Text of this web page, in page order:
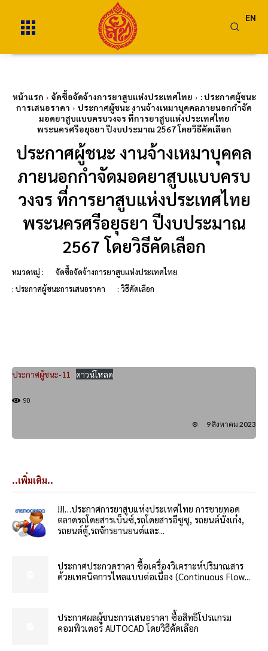
EN
หน้าแรก จัดซื้อจัดจ้างการยาสูบแห่งประเทศไทย
: ประกาศผู้ชนะ
การเสนอราคา
ประกาศผู้ชนะ งานจ้างเหมาบุคคลภายนอกกำจัด
มอดยาสูบแบบครบวงจร ที่การยาสูบแห่งประเทศไทย
พระนครศรีอยุธยา ปีงบประมาณ 2567 โดยวิธีคัดเลือก
ประกาศผู้ชนะ งานจ้างเหมาบุคคล
ภายนอกกำจัดมอดยาสูบแบบครบ
วงจร ที่การยาสูบแห่งประเทศไทย
พระนครศรีอยุธยา ปีงบประมาณ
2567 โดยวิธีคัดเลือก
หมวดหมู่ :
จัดซื้อจัดจ้างการยาสูบแห่งประเทศไทย
: ประกาศผู้ชนะการเสนอราคา
: วิธีคัดเลือก
ประกาศผู้ชนะ-11 ดาวน์โหลด
90
9 สิงหาคม 2023
..เพิ่มเติม..
!!!…ประกาศการยาสูบแห่งประเทศไทย การขายทอด
ตลาดรถโดยสารเบ็นซ์,รถโดยสารอีซูซุ, รถยนต์นั่งเก๋ง,
รถยนต์ตู้,รถจักรยานยนต์และ...
ประกาศประกวดราคา ซื้อเครื่องวิเคราะห์ปริมาณสาร
ด้วยเทคนิคการไหลแบบต่อเนื่อง (Continuous Flow...
ประกาศผลผู้ชนะการเสนอราคา ซื้อสิทธิโปรแกรม
คอมพิวเตอร์ AUTOCAD โดยวิธีคัดเลือก